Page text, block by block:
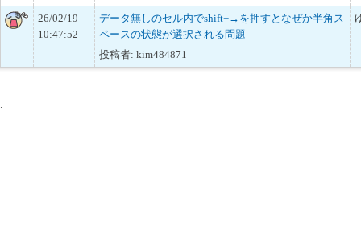
26/02/19
10:47:52
データ無しのセル内でshift+→を押すとなぜか半角ス
ペースの状態が選択される問題
投稿者: kim484871